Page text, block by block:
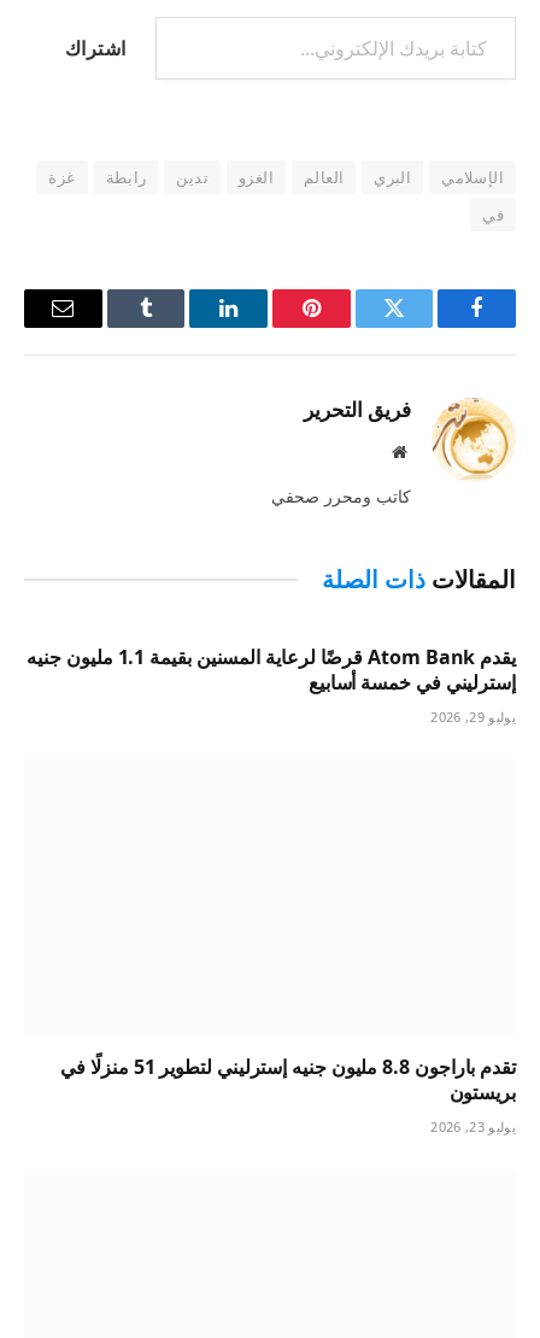
كتابة بريدك الإلكتروني...
اشتراك
الإسلامي البري العالم الغزو تدين رابطة
غزة
في
فيسبوك تويتر بينتيريستلينكدإن Tumblr
البريد
فريق التحرير
موقع
كاتب ومحرر صحفي
المقالات ذات الصلة
يقدم Atom Bank قرضًا لرعاية المسنين بقيمة 1.1 مليون جنيه
إسترليني في خمسة أسابيع
يوليو 29, 2026
تقدم باراجون 8.8 مليون جنيه إسترليني لتطوير 51 منزلًا في
بريستون
يوليو 23, 2026